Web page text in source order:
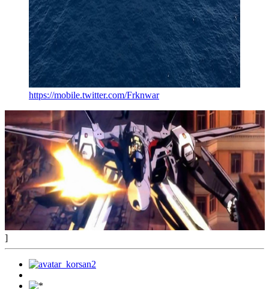
https://mobile.twitter.com/Frknwar
]